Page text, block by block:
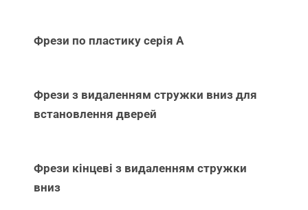
Фрези по пластику серія А
Фрези з видаленням стружки вниз для
встановлення дверей
Фрези кінцеві з видаленням стружки
вниз